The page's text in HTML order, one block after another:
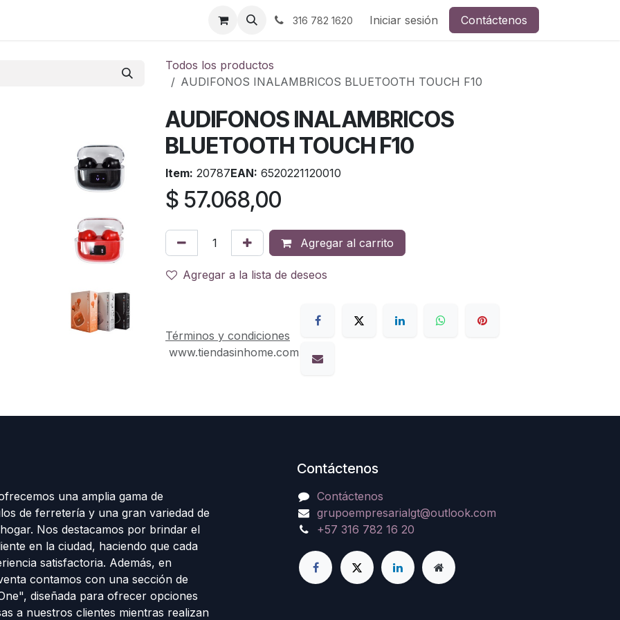
316 782 1620 Iniciar sesión Contáctenos
Todos los productos
AUDIFONOS INALAMBRICOS BLUETOOTH TOUCH F10
AUDIFONOS INALAMBRICOS
BLUETOOTH TOUCH F10
Item: 20787EAN: 6520221120010
$ 57.068,00
Agregar al carrito
Agregar a la lista de deseos
Términos y condiciones
www.tiendasinhome.com
una amplia gama de
de ferretería y una gran variedad de
Nos destacamos por brindar el
en la ciudad, haciendo que cada
satisfactoria. Además, en
contamos con una sección de
diseñada para ofrecer opciones
a nuestros clientes mientras realizan
Contáctenos
Contáctenos
grupoempresarialgt@outlook.com
+57 316 782 16 20